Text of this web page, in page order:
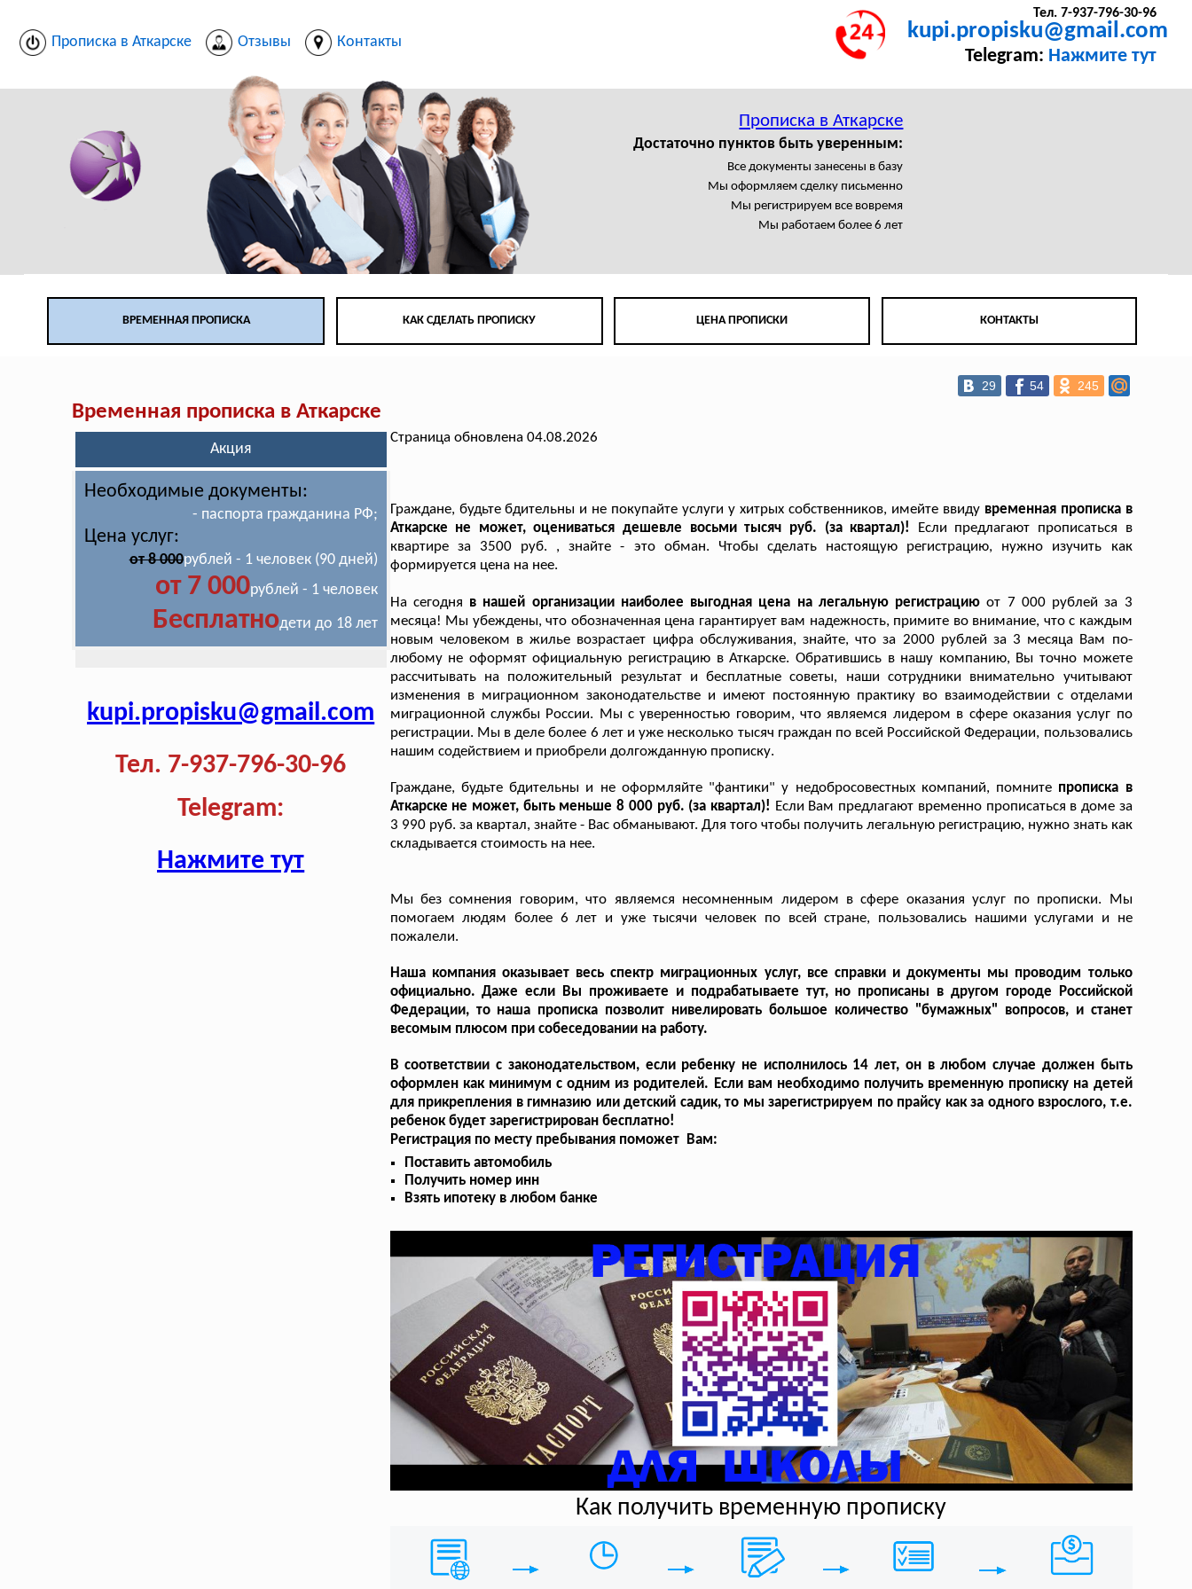
Прописка в Аткарске Отзывы Контакты
Тел. 7-937-796-30-96
kupi.propisku@gmail.com
Telegram: Нажмите тут
Прописка в Аткарске
Достаточно пунктов быть уверенным:
Все документы занесены в базу
Мы оформляем сделку письменно
Мы регистрируем все вовремя
Мы работаем более 6 лет
ВРЕМЕННАЯ ПРОПИСКА КАК СДЕЛАТЬ ПРОПИСКУ ЦЕНА ПРОПИСКИ КОНТАКТЫ
29 54 245
Временная прописка в Аткарске
Акция
Необходимые документы:
- паспорта гражданина РФ;
Цена услуг:
от 8 000рублей - 1 человек (90 дней)
от 7 000рублей - 1 человек
Бесплатнодети до 18 лет
kupi.propisku@gmail.com
Тел. 7-937-796-30-96
Telegram:
Нажмите тут
Страница обновлена 04.08.2026
Граждане, будьте бдительны и не покупайте услуги у хитрых собственников, имейте ввиду временная прописка в
Аткарске не может, оцениваться дешевле восьми тысяч руб. (за квартал)!
Если предлагают прописаться в
квартире за 3500 руб. , знайте - это обман. Чтобы сделать настоящую регистрацию, нужно изучить как
формируется цена на нее.
На сегодня в нашей организации наиболее выгодная цена на легальную регистрациюот 7 000 рублей за 3
месяца! Мы убеждены, что обозначенная цена гарантирует вам надежность, примите во внимание, что с каждым
новым человеком в жилье возрастает цифра обслуживания, знайте, что за 2000 рублей за 3 месяца Вам по-
любому не оформят официальную регистрацию в Аткарске. Обратившись в нашу компанию, Вы точно можете
рассчитывать на положительный результат и бесплатные советы, наши сотрудники внимательно учитывают
изменения в миграционном законодательстве и имеют постоянную практику во взаимодействии с отделами
миграционной службы России. Мы с уверенностью говорим, что являемся лидером в сфере оказания услуг по
регистрации. Мы в деле более 6 лет и уже несколько тысяч граждан по всей Российской Федерации, пользовались
нашим содействием и приобрели долгожданную прописку.
Граждане, будьте бдительны и не оформляйте "фантики" у недобросовестных компаний, помните прописка в
Аткарске не может, быть меньше 8 000 руб. (за квартал)! Если Вам предлагают временно прописаться в доме за
3 990 руб. за квартал, знайте - Вас обманывают. Для того чтобы получить легальную регистрацию, нужно знать как
складывается стоимость на нее.
Мы без сомнения говорим, что являемся несомненным лидером в сфере оказания услуг по прописки. Мы
помогаем людям более 6 лет и уже тысячи человек по всей стране, пользовались нашими услугами и не
пожалели.
Наша компания оказывает весь спектр миграционных услуг, все справки и документы мы проводим только
официально. Даже если Вы проживаете и подрабатываете тут, но прописаны в другом городе Российской
Федерации, то наша прописка позволит нивелировать большое количество "бумажных" вопросов, и станет
весомым плюсом при собеседовании на работу.
В соответствии с законодательством, если ребенку не исполнилось 14 лет, он в любом случае должен быть
оформлен как минимум с одним из родителей. Если вам необходимо получить временную прописку на детей
для прикрепления в гимназию или детский садик, то мы зарегистрируем по прайсу как за одного взрослого, т.е.
ребенок будет зарегистрирован бесплатно!
Регистрация по месту пребывания поможет Вам:
Поставить автомобиль
Получить номер инн
Взять ипотеку в любом банке
Как получить временную прописку